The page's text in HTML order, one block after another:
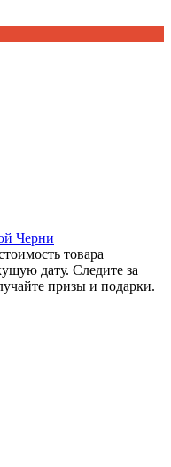
товара
дату. Следите за
призы и подарки.